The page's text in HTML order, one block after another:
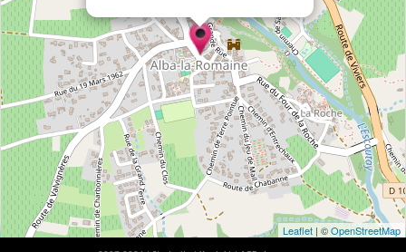
Leaflet | ©OpenStreetMap